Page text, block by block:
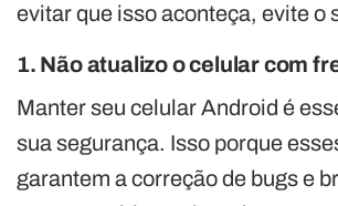
evitar que isso aconteça, evite o
1. Não atualizo o celular com
Manter seu celular Android é
sua segurança. Isso porque
garantem a correção de bugs e